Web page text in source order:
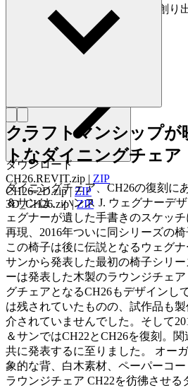
は、生涯で約500点もの椅子を創り
詳しく見る Hans J. Wegner
ダウンロード
CH26.REVIT.zip | ZIP
CH26-2D.zip|ZIP
3D_CH26.zip|ZIP
クラフトマンシップが
トなダイニングチェア
ダイニングチェア、CH26の復刻に
＆サンは、ハンス J. ウェグナーデ
ェグナーが遺した手書きのスケッ
再現、2016年ついに同シリーズの
この椅子は後に伝説となるウェグ
サンから発表した最初の椅子シリ
ーは発表した木製のラウンジチェ
グチェアとなるCH26もデザインし
は残されていたものの、試作品も
介されていませんでした。そして
＆サンではCH22とCH26を復刻。
共に発表するに至りました。 オー
象的な背、白木素材、ペーパーコ
ラウンジチェア CH22を彷彿させる